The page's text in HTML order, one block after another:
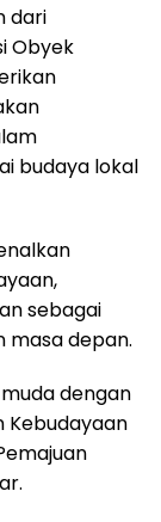
dari
Obyek
budaya lokal
sebagai
masa depan.
dengan
Kebudayaan